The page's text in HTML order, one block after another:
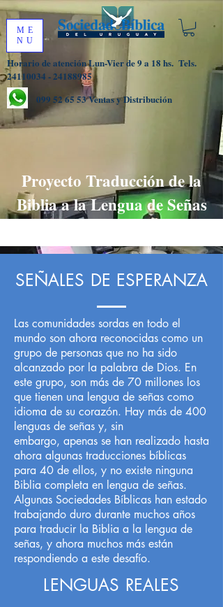
ME
NU
Horario de atención Lun-Vier de 9 a 18 hs. Tels.
24110034 - 24188985
099 52 65 53Ventas y Distribución
Proyecto Traducción de la
Biblia a la Lengua de Señas
SEÑALES DE ESPERANZA
Las comunidades sordas en todo el
mundo son ahora reconocidas como un
grupo de personas que no ha sido
alcanzado por la palabra de Dios. En
este grupo, son más de 70 millones los
que tienen una lengua de señas como
idioma de su corazón. Hay más de 400
lenguas de señas y, sin
embargo, apenas se han realizado hasta
ahora algunas traducciones bíblicas
para 40 de ellos, y no existe ninguna
Biblia completa en lengua de señas.
Algunas Sociedades Bíblicas han estado
trabajando duro durante muchos años
para traducir la Biblia a la lengua de
señas, y ahora muchos más están
respondiendo a este desafío.
LENGUAS REALES